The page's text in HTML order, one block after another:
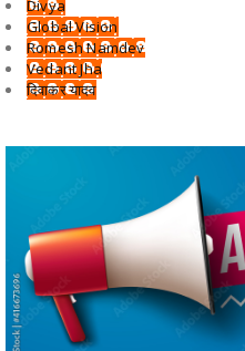
Divya
Global Vision
Romesh Namdev
Vedant Jha
दिवाकर यादव